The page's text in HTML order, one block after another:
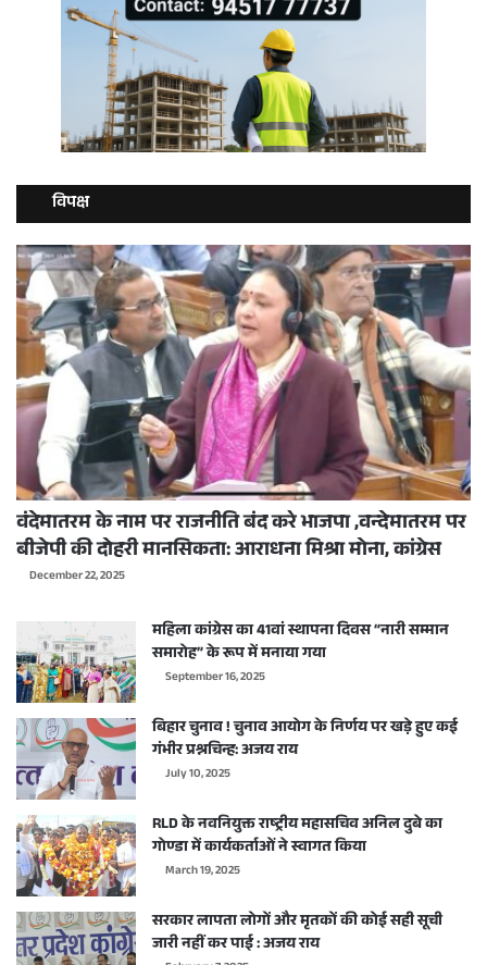
विपक्ष
वंदेमातरम के नाम पर राजनीति बंद करे भाजपा ,वन्देमातरम पर
बीजेपी की दोहरी मानसिकता: आराधना मिश्रा मोना, कांग्रेस
December 22, 2025
महिला कांग्रेस का 41वां स्थापना दिवस “नारी सम्मान
समारोह” के रूप में मनाया गया
September 16, 2025
बिहार चुनाव ! चुनाव आयोग के निर्णय पर खड़े हुए कई
गंभीर प्रश्नचिन्ह: अजय राय
July 10, 2025
RLD के नवनियुक्त राष्ट्रीय महासचिव अनिल दुबे का
गोण्डा में कार्यकर्ताओं ने स्वागत किया
March 19, 2025
सरकार लापता लोगों और मृतकों की कोई सही सूची
जारी नहीं कर पाई : अजय राय